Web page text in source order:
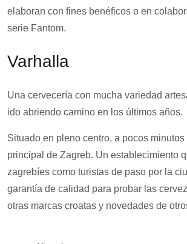
elaboran con fines benéficos o en
serie Fantom.
Varhalla
Una cervecería con mucha variedad
ido abriendo camino en los últimos años.
Situado en pleno centro, a pocos
principal de Zagreb. Un establecimiento
zagrebíes como turistas de paso por la
garantía de calidad para probar las
otras marcas croatas y novedades de